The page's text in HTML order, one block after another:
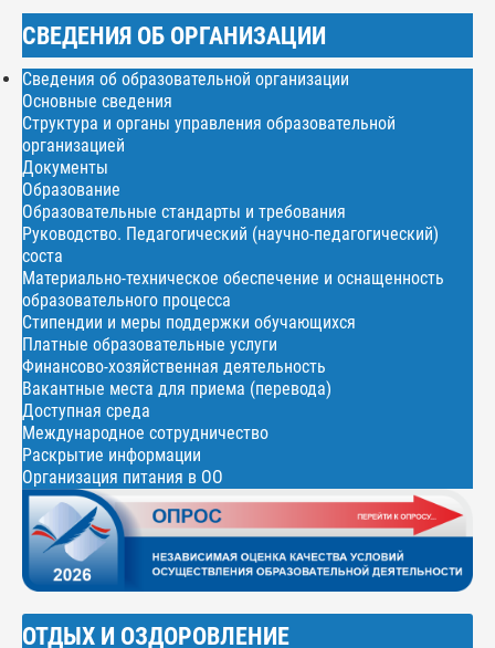
СВЕДЕНИЯ ОБ ОРГАНИЗАЦИИ
Сведения об образовательной организации
Основные сведения
Структура и органы управления образовательной
организацией
Документы
Образование
Образовательные стандарты и требования
Руководство. Педагогический (научно-педагогический)
соста
Материально-техническое обеспечение и оснащенность
образовательного процесса
Стипендии и меры поддержки обучающихся
Платные образовательные услуги
Финансово-хозяйственная деятельность
Вакантные места для приема (перевода)
Доступная среда
Международное сотрудничество
Раскрытие информации
Организация питания в ОО
ОТДЫХ И ОЗДОРОВЛЕНИЕ